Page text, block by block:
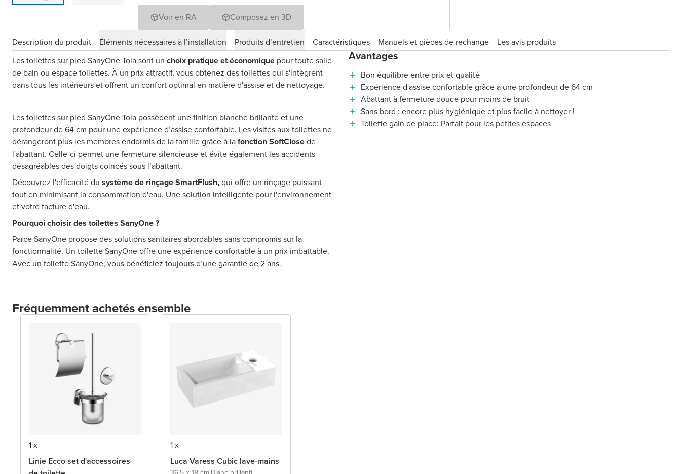
Voir en RA Composez en 3D
Description du produit Éléments nécessaires à l’installation Produits d’entretien Caractéristiques Manuels et pièces de rechange
Les avis produits
Les toilettes sur pied SanyOne Tola sont un choix pratique et économique pour toute salle
de bain ou espace toilettes. À un prix attractif, vous obtenez des toilettes qui s'intègrent
dans tous les intérieurs et offrent un confort optimal en matière d'assise et de nettoyage.
Les toilettes sur pied SanyOne Tola possèdent une finition blanche brillante et une
profondeur de 64 cm pour une expérience d’assise confortable. Les visites aux toilettes ne
dérangeront plus les membres endormis de la famille grâce à lafonction SoftClosede
l'abattant. Celle-ci permet une fermeture silencieuse et évite également les accidents
désagréables des doigts coincés sous l’abattant.
Découvrez l'efficacité du système de rinçage SmartFlush,qui offre un rinçage puissant
tout en minimisant la consommation d'eau. Une solution intelligente pour l'environnement
et votre facture d'eau.
Pourquoi choisir des toilettes SanyOne ?
Parce SanyOne propose des solutions sanitaires abordables sans compromis sur la
fonctionnalité. Un toilette SanyOne offre une expérience confortable à un prix imbattable.
Avec un toilette SanyOne, vous bénéficiez toujours d’une garantie de 2 ans.
Avantages
Bon équilibre entre prix et qualité
Expérience d'assise confortable grâce à une profondeur de 64 cm
Abattant à fermeture douce pour moins de bruit
Sans bord : encore plus hygiénique et plus facile à nettoyer !
Toilette gain de place: Parfait pour les petites espaces
Fréquemment achetés ensemble
1 x
Linie Ecco set d'accessoires
1 x
Luca Varess Cubic lave-mains